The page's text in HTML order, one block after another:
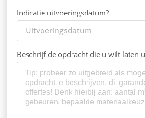
Indicatie uitvoeringsdatum?
Uitvoeringsdatum
Beschrijf de opdracht die u wilt laten